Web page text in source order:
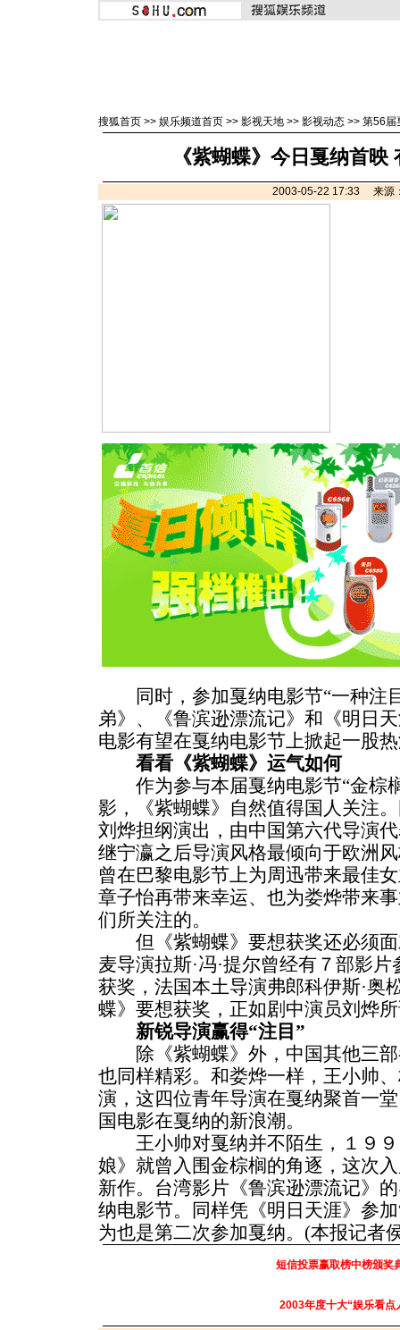
搜狐首页 >> 娱乐频道首页 >> 影视天地 >> 影视动态 >> 第56届
《紫蝴蝶》今日戛纳首
2003-05-22 17:33 来源
同时，参加戛纳电影节“一种注
弟》、《鲁滨逊漂流记》和《明日
电影有望在戛纳电影节上掀起一股
看看《紫蝴蝶》运气如何
作为参与本届戛纳电影节“金棕
影，《紫蝴蝶》自然值得国人关注
刘烨担纲演出，由中国第六代导演
继宁瀛之后导演风格最倾向于欧洲
曾在巴黎电影节上为周迅带来最佳
章子怡再带来幸运、也为娄烨带来
们所关注的。
但《紫蝴蝶》要想获奖还必须面
麦导演拉斯·冯·提尔曾经有７部影
获奖，法国本土导演弗郎科伊斯·奥
蝶》要想获奖，正如剧中演员刘烨
新锐导演赢得“注目”
除《紫蝴蝶》外，中国其他三部
也同样精彩。和娄烨一样，王小帅
演，这四位青年导演在戛纳聚首一
国电影在戛纳的新浪潮。
王小帅对戛纳并不陌生，１９９
娘》就曾入围金棕榈的角逐，这次
新作。台湾影片《鲁滨逊漂流记》
纳电影节。同样凭《明日天涯》参
为也是第二次参加戛纳。(本报记者
短信投票赢取榜中榜颁奖
2003年度十大“娱乐看点